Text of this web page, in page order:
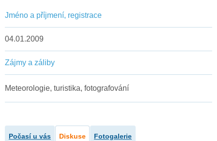
Jméno a příjmení, registrace
04.01.2009
Zájmy a záliby
Meteorologie, turistika, fotografování
Počasí u vás Diskuse Fotogalerie